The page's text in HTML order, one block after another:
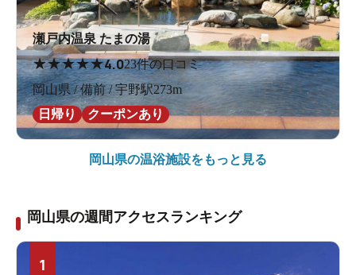
瀬戸内温泉 たまの湯
★★★★★4.023件の口コミ
岡山県 / 備前 / 宇野駅273m
日帰り
クーポンあり
岡山県の温浴施設をもっと見る
岡山県の週間アクセスランキング
1